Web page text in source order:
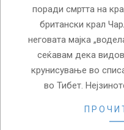
поради смртта на
британски крал
неговата мајка
сеќавам дека
крунисување во
во Тибет.